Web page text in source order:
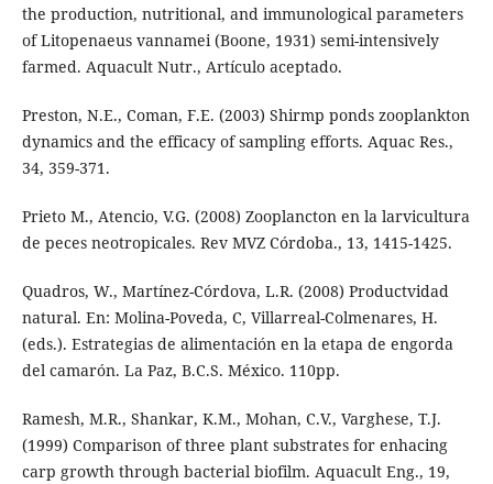
the production, nutritional, and immunological parameters
of Litopenaeus vannamei (Boone, 1931) semi-intensively
farmed. Aquacult Nutr., Artículo aceptado.
Preston, N.E., Coman, F.E. (2003) Shirmp ponds zooplankton
dynamics and the efficacy of sampling efforts. Aquac Res.,
34, 359-371.
Prieto M., Atencio, V.G. (2008) Zooplancton en la larvicultura
de peces neotropicales. Rev MVZ Córdoba., 13, 1415-1425.
Quadros, W., Martínez-Córdova, L.R. (2008) Productvidad
natural. En: Molina-Poveda, C, Villarreal-Colmenares, H.
(eds.). Estrategias de alimentación en la etapa de engorda
del camarón. La Paz, B.C.S. México. 110pp.
Ramesh, M.R., Shankar, K.M., Mohan, C.V., Varghese, T.J.
(1999) Comparison of three plant substrates for enhacing
carp growth through bacterial biofilm. Aquacult Eng., 19,